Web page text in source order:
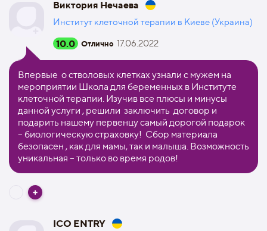
Виктория Нечаева
Институт клеточной терапии в Киеве (Украина)
10.0 Отлично 17.06.2022
Впервые о стволовых клетках узнали с мужем на
мероприятии Школа для беременных в Институте
клеточной терапии. Изучив все плюсы и минусы
данной услуги , решили заключить договор и
подарить нашему первенцу самый дорогой подарок
– биологическую страховку! Сбор материала
безопасен , как для мамы, так и малыша. Возможность
уникальная – только во время родов!
ICO ENTRY